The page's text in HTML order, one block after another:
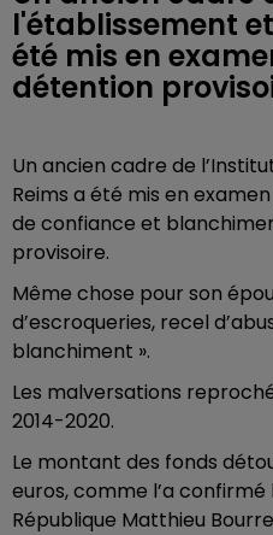
l'établissement
été mis en
détention
Un ancien cadre de
Reims a été mis en
de confiance et
provisoire.
Même chose pour son
d’escroqueries, recel
blanchiment ».
Les malversations
2014-2020.
Le montant des fonds
euros, comme l’a
République Matthieu